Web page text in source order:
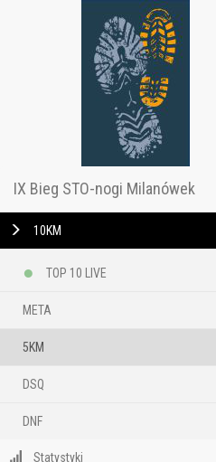
IX Bieg STO-nogi Milanówek
10KM
TOP 10 LIVE
META
5KM
DSQ
DNF
Statystyki